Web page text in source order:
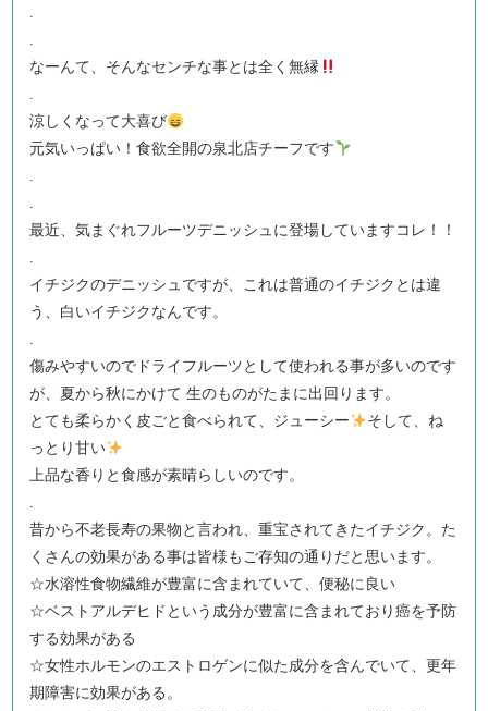
.
.
なーんて、そんなセンチな事とは全く無縁
.
涼しくなって大喜び
元気いっぱい！食欲全開の泉北店チーフです
.
.
最近、気まぐれフルーツデニッシュに登場していますコレ！！
.
イチジクのデニッシュですが、これは普通のイチジクとは違
う、白いイチジクなんです。
.
傷みやすいのでドライフルーツとして使われる事が多いのです
が、夏から秋にかけて 生のものがたまに出回ります。
とても柔らかく皮ごと食べられて、ジューシー
そして、ね
っとり甘い
上品な香りと食感が素晴らしいのです。
.
昔から不老長寿の果物と言われ、重宝されてきたイチジク。た
くさんの効果がある事は皆様もご存知の通りだと思います。
☆水溶性食物繊維が豊富に含まれていて、便秘に良い
☆ベストアルデヒドという成分が豊富に含まれており癌を予防
する効果がある
☆女性ホルモンのエストロゲンに似た成分を含んでいて、更年
期障害に効果がある。